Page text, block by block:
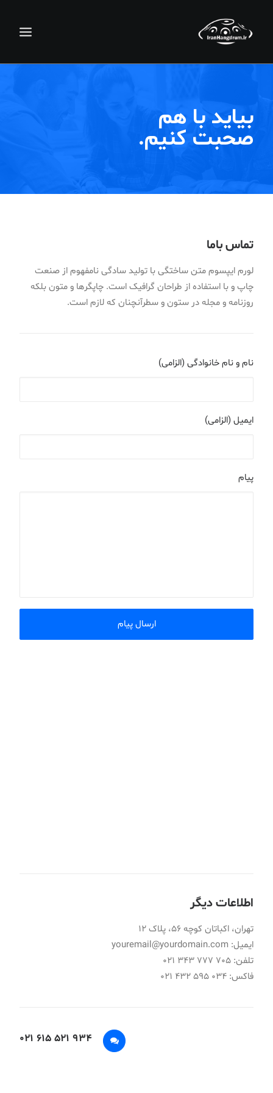
بیاید با هم
صحبت کنیم.
تماس باما
لورم ایپسوم متن ساختگی با تولید سادگی نامفهوم از صنعت
چاپ و با استفاده از طراحان گرافیک است. چاپگرها و متون بلکه
روزنامه و مجله در ستون و سطرآنچنان که لازم است.
نام و نام خانوادگی (الزامی)
ایمیل (الزامی)
پیام
اطلاعات دیگر
تهران، اکباتان کوچه 56، پلاک 12
ایمیل: youremail@yourdomain.com
تلفن: 705 777 343 021
فاکس: 034 595 432 021
934 521 615 021